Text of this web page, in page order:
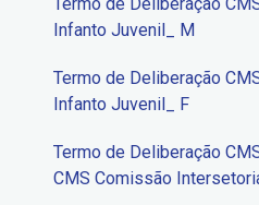
Infanto Juvenil_ M
Termo de Deliberação
Infanto Juvenil_ F
Termo de Deliberação
CMS Comissão